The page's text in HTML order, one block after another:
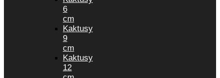
6
cm
Kaktusy
9
cm
Kaktusy
12